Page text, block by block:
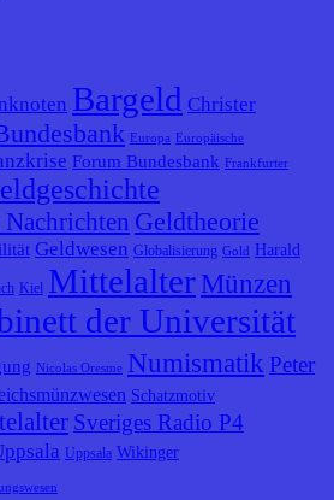
Bargeld Christer
Europa
Europäische
Forum Bundesbank Frankfurter
Geldtheorie
Geldwesen Globalisierung Gold Harald
Kiel Mittelalter Münzen
der Universität
Nicolas Oresme Numismatik Peter
Schatzmotiv
Sveriges Radio P4
Uppsala Wikinger